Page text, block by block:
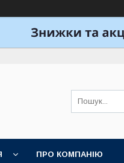
ПРО КОМПАНІЮ